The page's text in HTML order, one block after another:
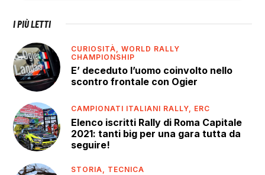
I PIÙ LETTI
CURIOSITÀ,WORLD RALLY
CHAMPIONSHIP
E’ deceduto l’uomo coinvolto nello
scontro frontale con Ogier
CAMPIONATI ITALIANI RALLY, ERC
Elenco iscritti Rally di Roma Capitale
2021: tanti big per una gara tutta da
seguire!
STORIA, TECNICA